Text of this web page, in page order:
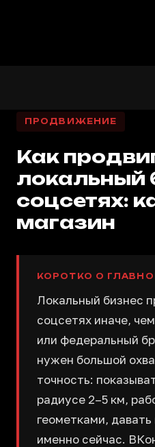
ПРОДВИЖЕНИЕ
Как
локальный
соцсетях:
магазин
КОРОТКО О
Локальный бизнес
соцсетях иначе,
или федеральный
нужен большой
точность:
радиусе 2–5 км,
геометками,
именно сейчас.